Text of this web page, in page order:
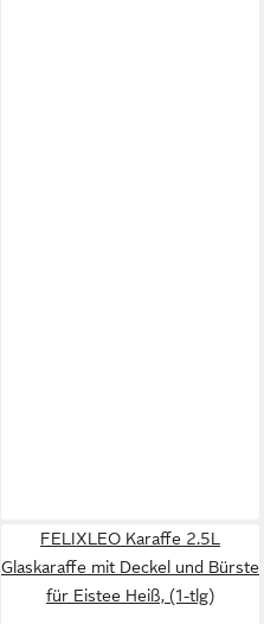
FELIXLEO Karaffe 2.5L
Glaskaraffe mit Deckel und Bürste
für Eistee Heiß, (1-tlg)